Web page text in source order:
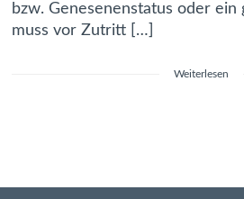
bzw. Genesenenstatus oder
muss vor Zutritt […]
Weiterlesen